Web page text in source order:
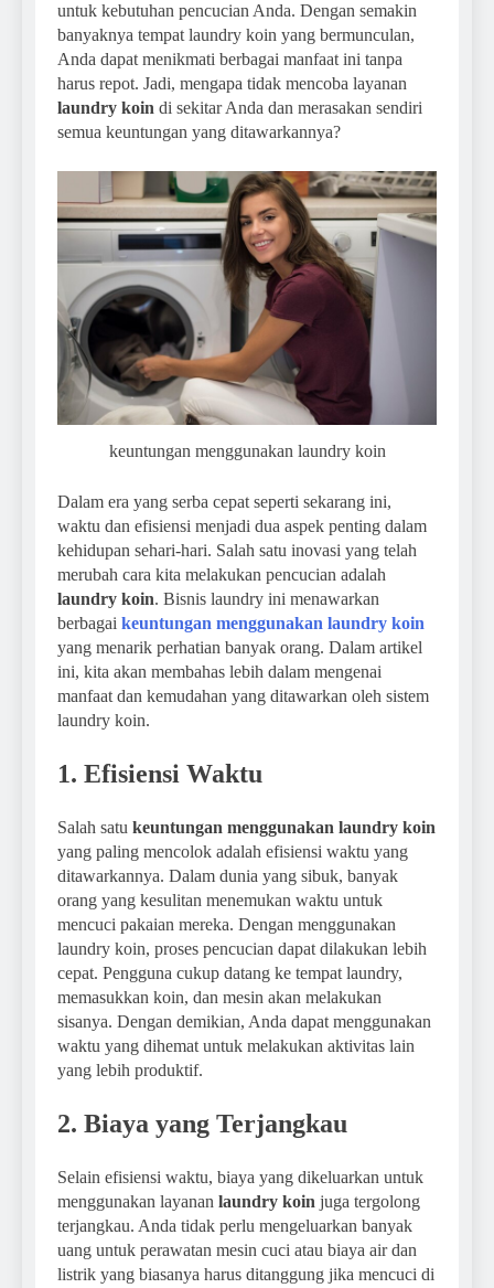
untuk kebutuhan pencucian Anda. Dengan semakin
banyaknya tempat laundry koin yang bermunculan,
Anda dapat menikmati berbagai manfaat ini tanpa
harus repot. Jadi, mengapa tidak mencoba layanan
laundry koin di sekitar Anda dan merasakan sendiri
semua keuntungan yang ditawarkannya?
keuntungan menggunakan laundry koin
Dalam era yang serba cepat seperti sekarang ini,
waktu dan efisiensi menjadi dua aspek penting dalam
kehidupan sehari-hari. Salah satu inovasi yang telah
merubah cara kita melakukan pencucian adalah
laundry koin. Bisnis laundry ini menawarkan
berbagai keuntungan menggunakan laundry koin
yang menarik perhatian banyak orang. Dalam artikel
ini, kita akan membahas lebih dalam mengenai
manfaat dan kemudahan yang ditawarkan oleh sistem
laundry koin.
1. Efisiensi Waktu
Salah satu keuntungan menggunakan laundry koin
yang paling mencolok adalah efisiensi waktu yang
ditawarkannya. Dalam dunia yang sibuk, banyak
orang yang kesulitan menemukan waktu untuk
mencuci pakaian mereka. Dengan menggunakan
laundry koin, proses pencucian dapat dilakukan lebih
cepat. Pengguna cukup datang ke tempat laundry,
memasukkan koin, dan mesin akan melakukan
sisanya. Dengan demikian, Anda dapat menggunakan
waktu yang dihemat untuk melakukan aktivitas lain
yang lebih produktif.
2. Biaya yang Terjangkau
Selain efisiensi waktu, biaya yang dikeluarkan untuk
menggunakan layanan laundry koin juga tergolong
terjangkau. Anda tidak perlu mengeluarkan banyak
uang untuk perawatan mesin cuci atau biaya air dan
listrik yang biasanya harus ditanggung jika mencuci di